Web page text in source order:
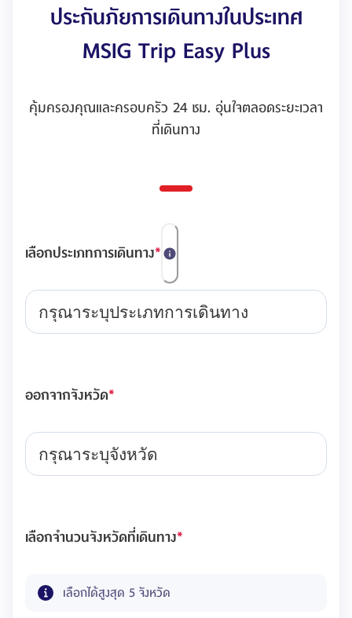
ประกันภัยการเดินทางในประเทศ
MSIG Trip Easy Plus
คุ้มครองคุณและครอบครัว 24 ชม. อุ่นใจตลอดระยะเวลา
ที่เดินทาง
เลือกประเภทการเดินทาง*
กรุณาระบุประเภทการเดินทาง
ออกจากจังหวัด*
กรุณาระบุจังหวัด
เลือกจำนวนจังหวัดที่เดินทาง*
เลือกได้สูงสุด 5 จังหวัด